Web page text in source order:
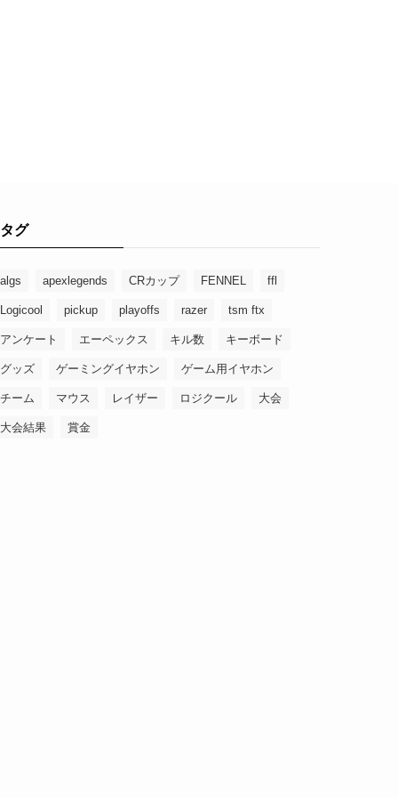
タグ
algs apexlegends CRカップ FENNEL ffl
Logicool pickup playoffs razer tsm ftx
アンケート エーペックス キル数 キーボード
グッズ ゲーミングイヤホン ゲーム用イヤホン
チーム マウス レイザー ロジクール 大会
大会結果 賞金